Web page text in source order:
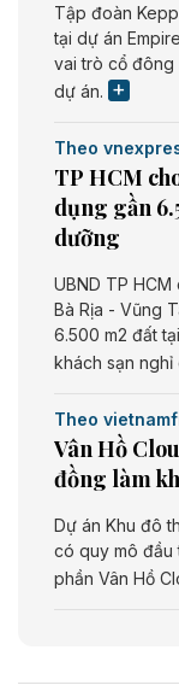
Tập đoàn
tại dự án
vai trò cổ đông
dự án.
Theo
TP HCM
dụng gần
dưỡng
UBND TP
Bà Rịa - Vũng
6.500 m2 đất
khách sạn
Theo
Vân Hồ
đồng làm
Dự án Khu đô
có quy mô đầu
phần Vân Hồ